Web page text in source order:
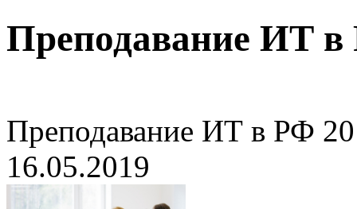
Преподавание ИТ в
Преподавание ИТ в РФ
16.05.2019